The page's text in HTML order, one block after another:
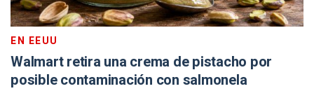
EN EEUU
Walmart retira una crema de pistacho por
posible contaminación con salmonela